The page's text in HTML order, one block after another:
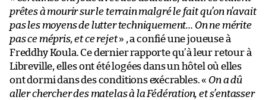
prêtes à mourir sur le terrain malgré le fait qu’on n’avait
pas les moyens de lutter techniquement… On ne mérite
pas ce mépris, et ce rejet» , a confié une joueuse à
Freddhy Koula. Ce dernier rapporte qu’à leur retour à
Libreville, elles ont été logées dans un hôtel où elles
ont dormi dans des conditions exécrables. « On a dû
aller chercher des matelas à la Fédération, et s’entasser